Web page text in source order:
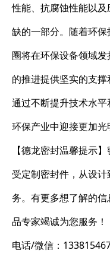
性能、抗腐蚀性能以
缺的一部分。随着环
圈将在环保设备领域
的推进提供坚实的支撑
通过不断提升技术水
环保产业中迎接更加光
【德龙密封温馨提示
受定制密封件，从设
务。有更多想了解的
品专家竭诚为您服务！
电话/微信：